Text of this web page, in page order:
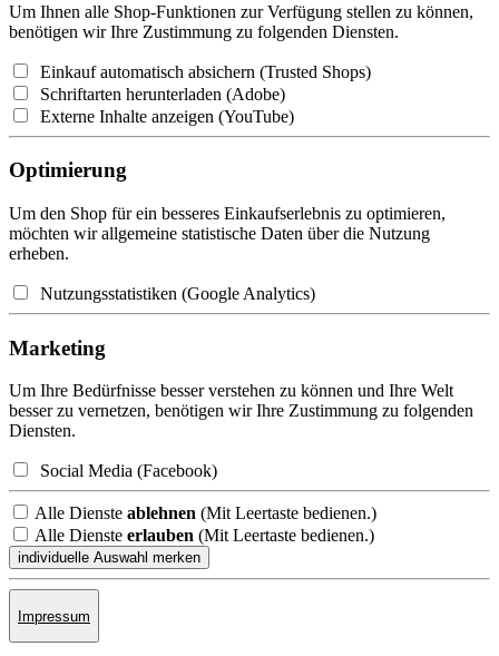
Um Ihnen alle Shop-Funktionen zur Verfügung stellen zu können,
benötigen wir Ihre Zustimmung zu folgenden Diensten.
Einkauf automatisch absichern (Trusted Shops)
Schriftarten herunterladen (Adobe)
Externe Inhalte anzeigen (YouTube)
Optimierung
Um den Shop für ein besseres Einkaufserlebnis zu optimieren,
möchten wir allgemeine statistische Daten über die Nutzung
erheben.
Nutzungsstatistiken (Google Analytics)
Marketing
Um Ihre Bedürfnisse besser verstehen zu können und Ihre Welt
besser zu vernetzen, benötigen wir Ihre Zustimmung zu folgenden
Diensten.
Social Media (Facebook)
Alle Dienste ablehnen (Mit Leertaste bedienen.)
Alle Dienste erlauben (Mit Leertaste bedienen.)
Impressum